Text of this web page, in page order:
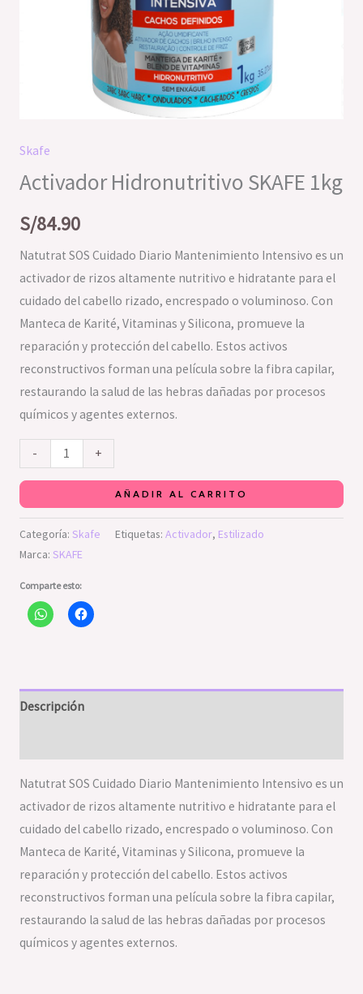
Skafe
Activador Hidronutritivo SKAFE 1kg
S/84.90
Natutrat SOS Cuidado Diario Mantenimiento Intensivo es un
activador de rizos altamente nutritivo e hidratante para el
cuidado del cabello rizado, encrespado o voluminoso. Con
Manteca de Karité, Vitaminas y Silicona, promueve la
reparación y protección del cabello. Estos activos
reconstructivos forman una película sobre la fibra capilar,
restaurando la salud de las hebras dañadas por procesos
químicos y agentes externos.
- +
AÑADIR AL CARRITO
Categoría: Skafe Etiquetas: Activador, Estilizado
Marca: SKAFE
Comparte esto:
Descripción
Natutrat SOS Cuidado Diario Mantenimiento Intensivo es un
activador de rizos altamente nutritivo e hidratante para el
cuidado del cabello rizado, encrespado o voluminoso. Con
Manteca de Karité, Vitaminas y Silicona, promueve la
reparación y protección del cabello. Estos activos
reconstructivos forman una película sobre la fibra capilar,
restaurando la salud de las hebras dañadas por procesos
químicos y agentes externos.